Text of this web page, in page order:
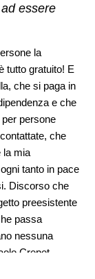
essere
la
tutto gratuito! E
che si paga in
e che
persone
che
la mia
tanto in pace
Discorso che
preesistente
passa
nessuna
Crepet
ma di